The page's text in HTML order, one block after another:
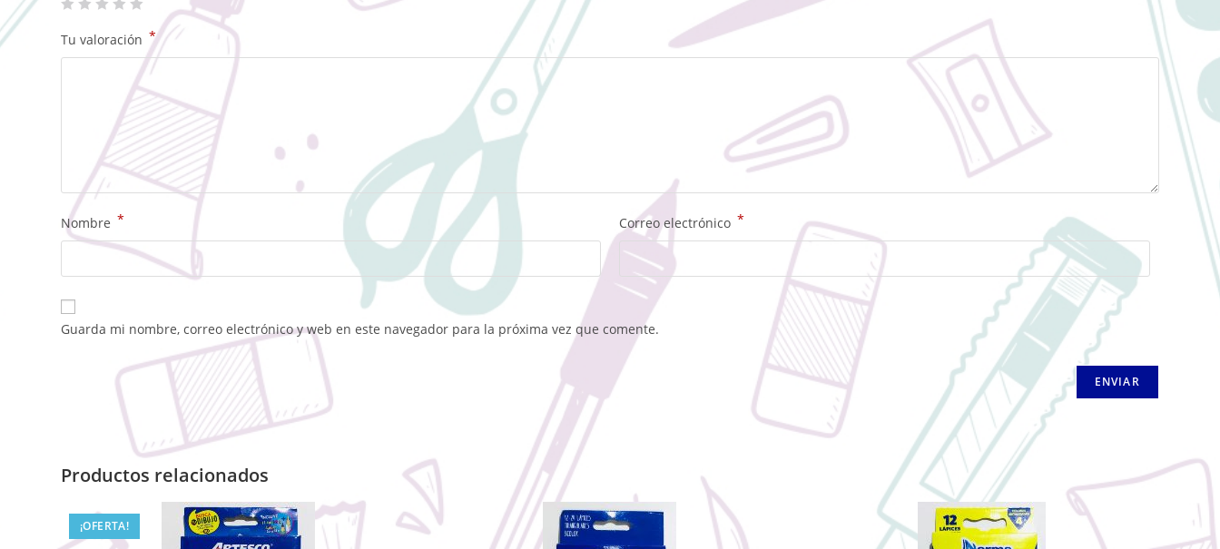
Tu valoración *
Nombre * Correo electrónico *
Guarda mi nombre, correo electrónico y web en este navegador para la próxima vez que comente.
Productos relacionados
¡OFERTA!